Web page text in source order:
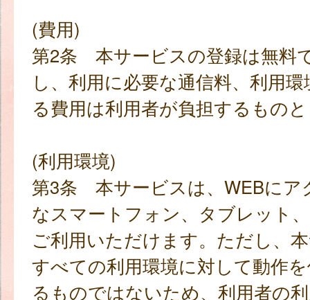
(費用)
第2条 本サービスの登録は無料
し、利用に必要な通信料、利用
る費用は利用者が負担するもの
(利用環境)
第3条 本サービスは、WEBにア
なスマートフォン、タブレット
ご利用いただけます。ただし、
すべての利用環境に対して動作
るものではないため、利用者の